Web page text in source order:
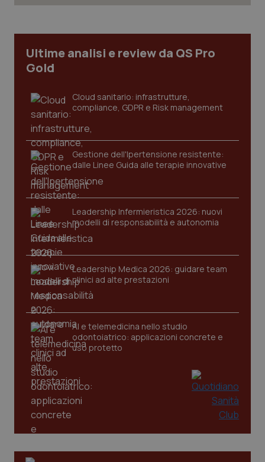
Ultime analisi e review da QS Pro
Gold
Cloud sanitario: infrastrutture,
compliance, GDPR e Risk management
Gestione dell'Ipertensione resistente:
dalle Linee Guida alle terapie innovative
Leadership Infermieristica 2026: nuovi
modelli di responsabilità e autonomia
Leadership Medica 2026: guidare team
clinici ad alte prestazioni
AI e telemedicina nello studio
odontoiatrico: applicazioni concrete e
uso protetto
www.quotidianosanita.it
tracking-sites-ironfish-
tracking-enable
www.quotidianosanita.it
tracking-sites-ironfish-
session-id
www.quotidianosanita.it
_ga
Google LLC